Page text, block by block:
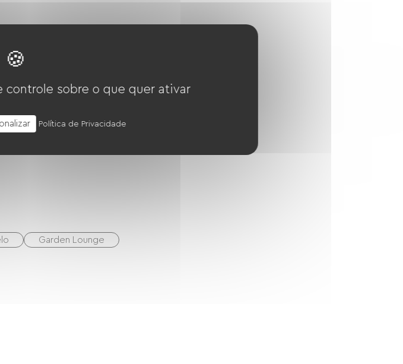
Garden Lounge
controle sobre o que quer ativar
Política de Privacidade